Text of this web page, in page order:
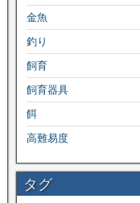
金魚
釣り
飼育
飼育器具
餌
高難易度
タグ